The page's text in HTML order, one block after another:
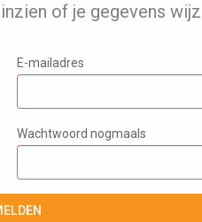
of je gegevens
E-mailadres
Wachtwoord nogmaals